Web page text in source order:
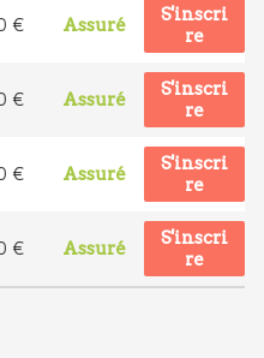
€ Assuré
S'inscri
re
€ Assuré
S'inscri
re
€ Assuré
S'inscri
re
€ Assuré
S'inscri
re